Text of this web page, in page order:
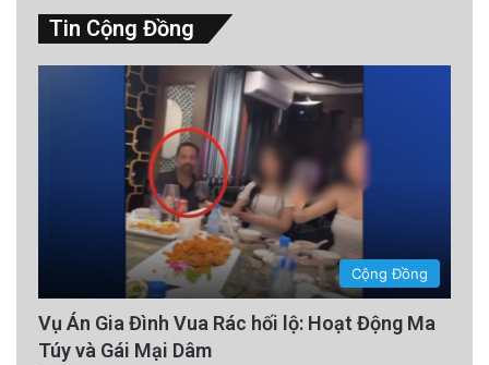
Tin Cộng Đồng
Cộng Đồng
Vụ Án Gia Đình Vua Rác hối lộ: Hoạt Động Ma
Túy và Gái Mại Dâm